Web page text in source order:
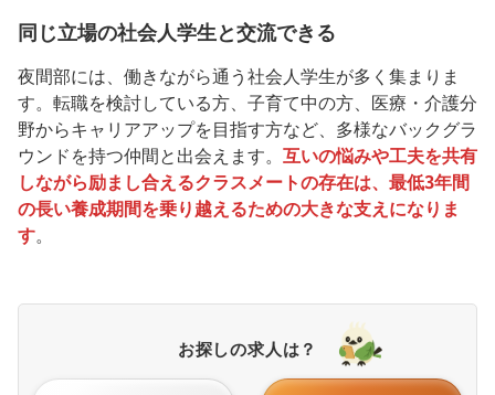
同じ立場の社会人学生と交流できる
夜間部には、働きながら通う社会人学生が多く集まりま
す。転職を検討している方、子育て中の方、医療・介護分
野からキャリアアップを目指す方など、多様なバックグラ
ウンドを持つ仲間と出会えます。 互いの悩みや工夫を共有
しながら励まし合えるクラスメートの存在は、最低3年間
の長い養成期間を乗り越えるための大きな支えになりま
す。
お探しの求人は？